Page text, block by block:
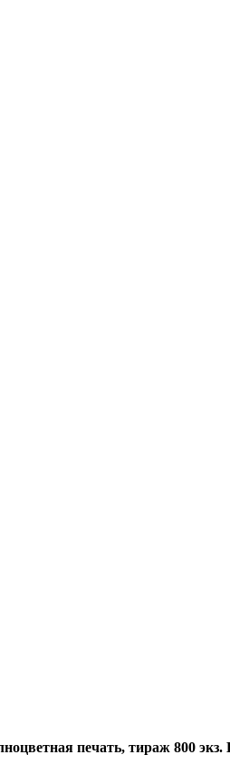
печать, тираж 800